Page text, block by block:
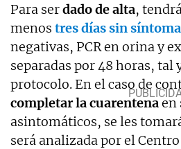
Para serdado de alta,
menos tres días sin
negativas, PCR en orina y
separadas por 48 horas, tal
protocolo. En el caso de
completar la cuarentenaen
asintomáticos, se les
será analizada por el